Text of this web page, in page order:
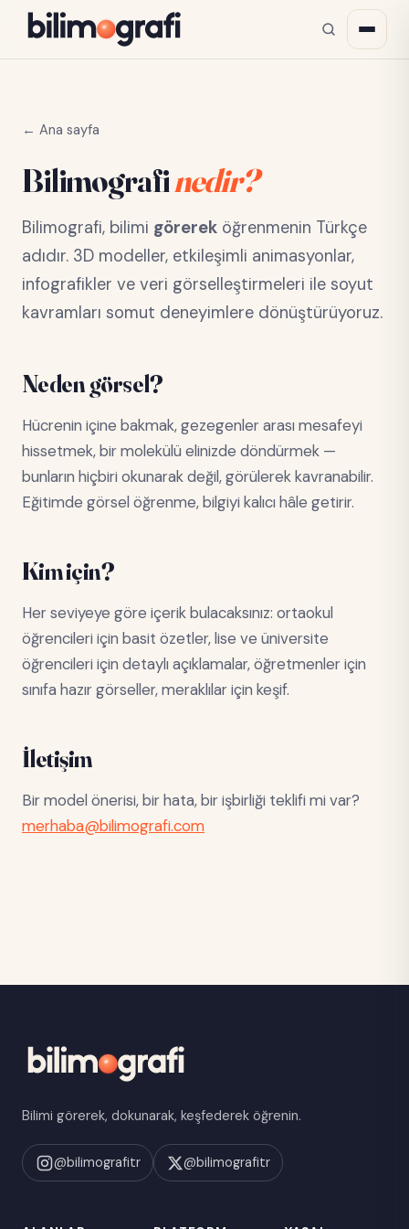
← Ana sayfa
Bilimografinedir?
Bilimografi, bilimi görerek öğrenmenin Türkçe
adıdır. 3D modeller, etkileşimli animasyonlar,
infografikler ve veri görselleştirmeleri ile soyut
kavramları somut deneyimlere dönüştürüyoruz.
Neden görsel?
Hücrenin içine bakmak, gezegenler arası mesafeyi
hissetmek, bir molekülü elinizde döndürmek —
bunların hiçbiri okunarak değil, görülerek kavranabilir.
Eğitimde görsel öğrenme, bilgiyi kalıcı hâle getirir.
Kim için?
Her seviyeye göre içerik bulacaksınız: ortaokul
öğrencileri için basit özetler, lise ve üniversite
öğrencileri için detaylı açıklamalar, öğretmenler için
sınıfa hazır görseller, meraklılar için keşif.
İletişim
Bir model önerisi, bir hata, bir işbirliği teklifi mi var?
merhaba@bilimografi.com
Bilimi görerek, dokunarak, keşfederek öğrenin.
@bilimografitr @bilimografitr